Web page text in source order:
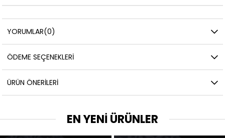
YORUMLAR(0)
ÖDEME SEÇENEKLERI
ÜRÜN ÖNERILERI
EN YENİ ÜRÜNLER